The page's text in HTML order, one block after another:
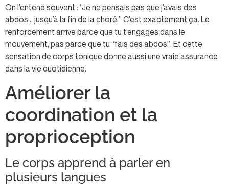
On l’entend souvent : “Je ne pensais pas que j’avais des
abdos… jusqu’à la fin de la choré.” C’est exactement ça. Le
renforcement arrive parce que tu t’engages dans le
mouvement, pas parce que tu “fais des abdos”. Et cette
sensation de corps tonique donne aussi une vraie assurance
dans la vie quotidienne.
Améliorer la
coordination et la
proprioception
Le corps apprend à parler en
plusieurs langues